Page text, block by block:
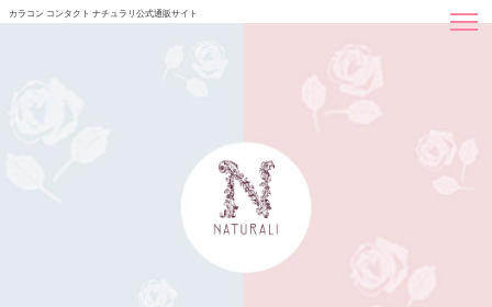
カラコン コンタクト ナチュラリ公式通販サイト